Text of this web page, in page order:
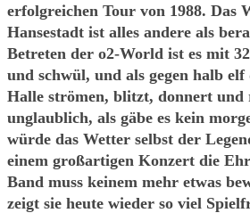
erfolgreichen Tour von 1988. Das
Hansestadt ist alles andere als
Betreten der o2-World ist es mit
und schwül, und als gegen halb elf
Halle strömen, blitzt, donnert und
unglaublich, als gäbe es kein
würde das Wetter selbst der
einem großartigen Konzert die
Band muss keinem mehr etwas
zeigt sie heute wieder so viel